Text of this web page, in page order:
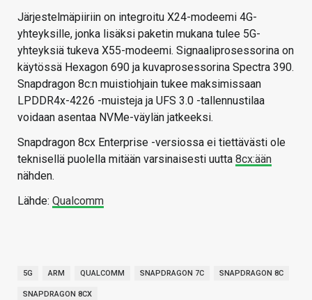
Järjestelmäpiiriin on integroitu X24-modeemi 4G-
yhteyksille, jonka lisäksi paketin mukana tulee 5G-
yhteyksiä tukeva X55-modeemi. Signaaliprosessorina on
käytössä Hexagon 690 ja kuvaprosessorina Spectra 390.
Snapdragon 8c:n muistiohjain tukee maksimissaan
LPDDR4x-4226 -muisteja ja UFS 3.0 -tallennustilaa
voidaan asentaa NVMe-väylän jatkeeksi.
Snapdragon 8cx Enterprise -versiossa ei tiettävästi ole
teknisellä puolella mitään varsinaisesti uutta 8cx:ään
nähden.
Lähde: Qualcomm
5G ARM QUALCOMM SNAPDRAGON 7C SNAPDRAGON 8C
SNAPDRAGON 8CX